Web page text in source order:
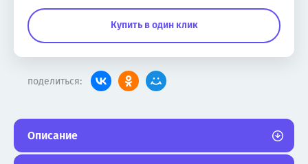
Купить в один клик
поделиться:
Описание